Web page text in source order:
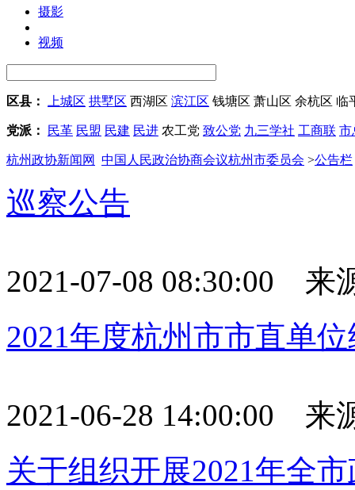
摄影
视频
区县： 上城区 拱墅区 西湖区 滨江区 钱塘区 萧山区 余杭区 临
党派： 民革 民盟 民建 民进 农工党 致公党 九三学社 工商联 市
杭州政协新闻网 中国人民政治协商会议杭州市委员会 >公告栏
巡察公告
2021-07-08 08:30:00 来
2021年度杭州市市直单
2021-06-28 14:00:00 来
关于组织开展2021年全